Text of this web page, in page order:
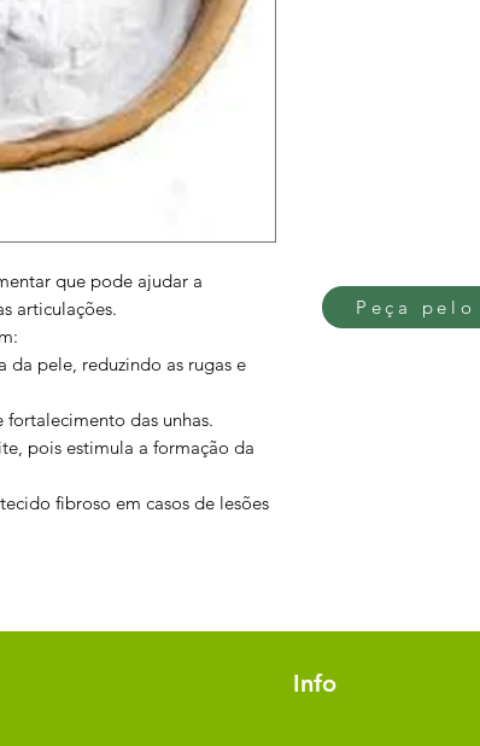
que pode ajudar a
articulações.
da pele, reduzindo as rugas e
das unhas.
pois estimula a formação da
fibroso em casos de lesões
Peça pelo
Info